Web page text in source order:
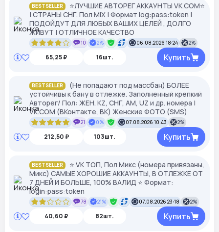
BESTSELLER
⭐️ЛУЧШИЕ АВТОРЕГ АККАУНТЫ VK.COM⭐️
| СТРАНЫ СНГ. Пол MIX | Формат log:pass:token |
ПОДОЙДУТ ДЛЯ ЛЮБЫХ ВАШИХ ЦЕЛЕЙ , ДОЛГО
ЖИВУТ | ОТЛИЧНОЕ КАЧЕСТВО
10 2% 06.08.2026 18:24 2%
65,25 ₽ 16шт. Купить
BESTSELLER
(Не попадают под массбан) БОЛЕЕ
устойчивы к бану в отлежке. Заполненный крепкий
Авторег/ Пол: ЖЕН. KZ, СНГ, АМ, UZ и др. номера |
VK.COM (ВКонтакте, ВК) Женские ФОТО (SMS)
21 0% 07.08.2026 10:43 2%
212,50 ₽ 103шт. Купить
BESTSELLER
⭐ VK ТОП, Пол Микс (номера привязаны,
Микс) САМЫЕ ХОРОШИЕ АККАУНТЫ, В ОТЛЕЖКЕ ОТ
7 ДНЕЙ И БОЛЬШЕ, 100% ВАЛИД ⭐ Формат:
login:pass:token
78 21% 07.08.2026 23:18 2%
40,60 ₽ 82шт. Купить